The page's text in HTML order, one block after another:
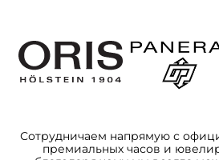
Сотрудничаем напрямую с
премиальных часов и